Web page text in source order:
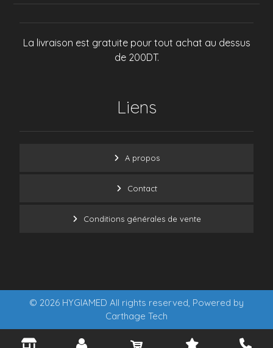
La livraison est gratuite pour tout achat au dessus
de 200DT.
Liens
A propos
Contact
Conditions générales de vente
© 2026 HYGIAMED All rights reserved, Powered by
Carthage Tech